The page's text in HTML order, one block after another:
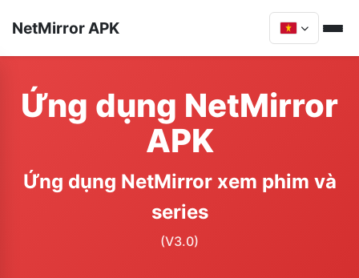
NetMirror APK
Ứng dụng NetMirror
APK
Ứng dụng NetMirror xem phim và
series
(V3.0)